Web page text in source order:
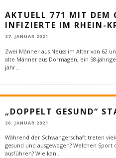
AKTUELL 771 MIT DEM
INFIZIERTE IM RHEIN-
27. JANUAR 2021
Zwei Männer aus Neuss im Alter von 62
alte Männer aus Dormagen, ein 58-
jähr
„DOPPELT GESUND“
26. JANUAR 2021
Während der Schwangerschaft treten
gesund und ausgewogen? Welchen
ausführen? Wie kan